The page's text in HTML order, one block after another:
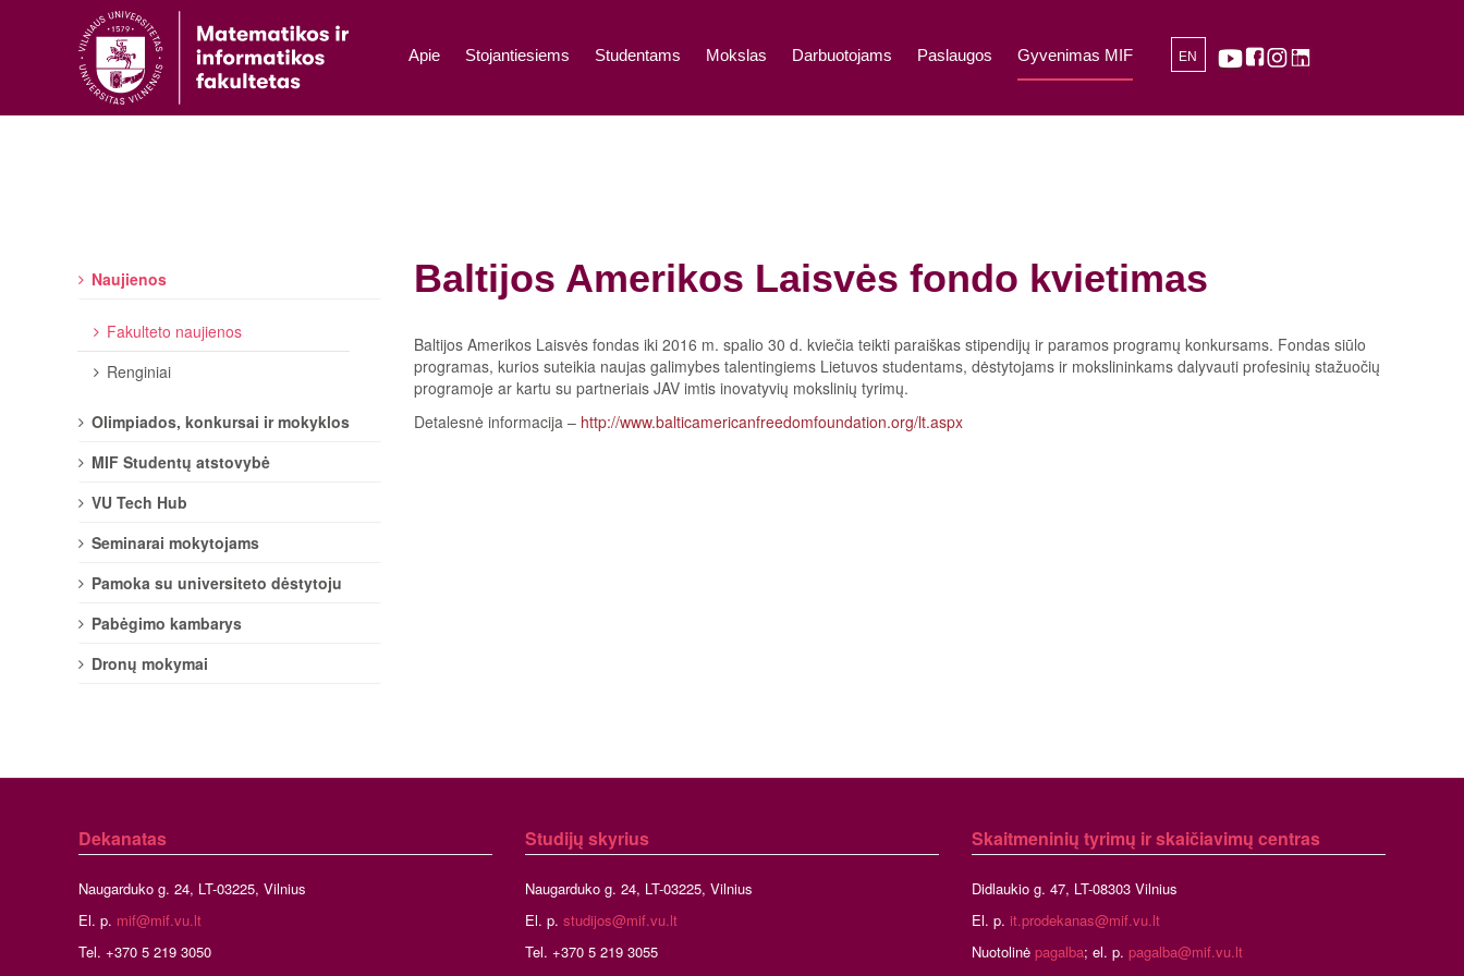
Apie Stojantiesiems Studentams Mokslas Darbuotojams Paslaugos Gyvenimas MIF EN
Baltijos Amerikos Laisvės fondo kvietimas
Baltijos Amerikos Laisvės fondas iki 2016 m. spalio 30 d. kviečia teikti paraiškas stipendijų ir paramos programų konkursams. Fondas siūlo
programas, kurios suteikia naujas galimybes talentingiems Lietuvos studentams, dėstytojams ir mokslininkams dalyvauti profesinių stažuočių
programoje ar kartu su partneriais JAV imtis inovatyvių mokslinių tyrimų.
Detalesnė informacija – http://www.balticamericanfreedomfoundation.org/lt.aspx
Naujienos
Fakulteto naujienos
Renginiai
Olimpiados, konkursai ir mokyklos
MIF Studentų atstovybė
VU Tech Hub
Seminarai mokytojams
Pamoka su universiteto dėstytoju
Pabėgimo kambarys
Dronų mokymai
Dekanatas
Naugarduko g. 24, LT-03225, Vilnius
El. p. mif@mif.vu.lt
Tel. +370 5 219 3050
Studijų skyrius
Naugarduko g. 24, LT-03225, Vilnius
El. p. studijos@mif.vu.lt
Tel. +370 5 219 3055
Skaitmeninių tyrimų ir skaičiavimų centras
Didlaukio g. 47, LT-08303 Vilnius
El. p. it.prodekanas@mif.vu.lt
Nuotolinė pagalba; el. p. pagalba@mif.vu.lt